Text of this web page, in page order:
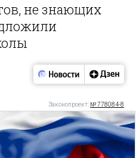
не знающих
Законопроект: № 778084-8